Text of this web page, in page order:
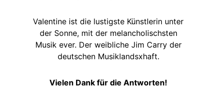
Valentine ist die lustigste Künstlerin unter
der Sonne, mit der melancholischsten
Musik ever. Der weibliche Jim Carry der
deutschen Musiklandsxhaft.
Vielen Dank für die Antworten!